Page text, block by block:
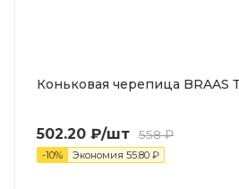
Коньковая черепица BRAAS
502.20 ₽/шт 558₽
-10% Экономия 55.80 ₽